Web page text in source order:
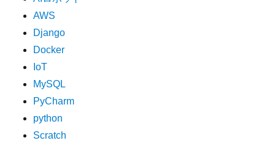
AWS
Django
Docker
IoT
MySQL
PyCharm
python
Scratch